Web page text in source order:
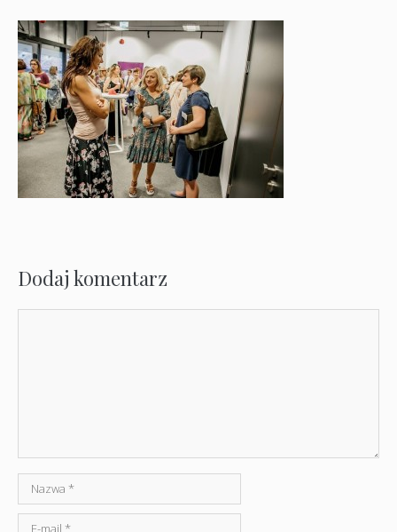
Dodaj komentarz
Nazwa